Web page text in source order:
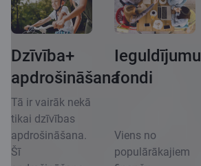
Dzīvība+
apdrošināšana
Tā ir vairāk nekā
tikai dzīvības
apdrošināšana.
Šī
Ieguldījumu
fondi
Viens no
populārākajiem